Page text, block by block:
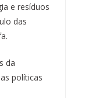
e resíduos
das
da
políticas